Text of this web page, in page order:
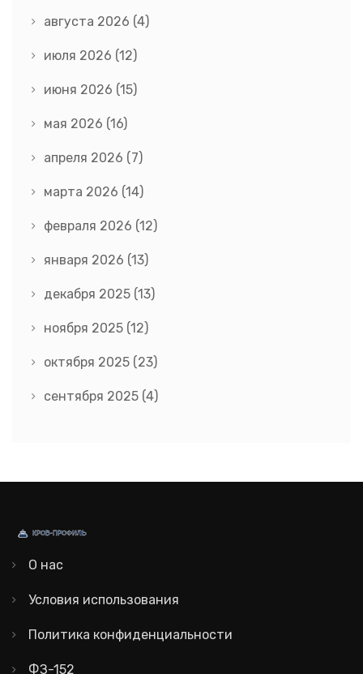
августа 2026 (4)
июля 2026 (12)
июня 2026 (15)
мая 2026 (16)
апреля 2026 (7)
марта 2026 (14)
февраля 2026 (12)
января 2026 (13)
декабря 2025 (13)
ноября 2025 (12)
октября 2025 (23)
сентября 2025 (4)
О нас
Условия использования
Политика конфиденциальности
ФЗ-152